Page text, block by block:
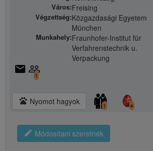
Város:Freising
Végzettség:Közgazdasági Egyetem
München
Munkahely:Fraunhofer-Institut für
Verfahrenstechnik u.
Verpackung
email people_outline
1
pets Nyomot hagyok 1 4
edit Módosítani szeretnék